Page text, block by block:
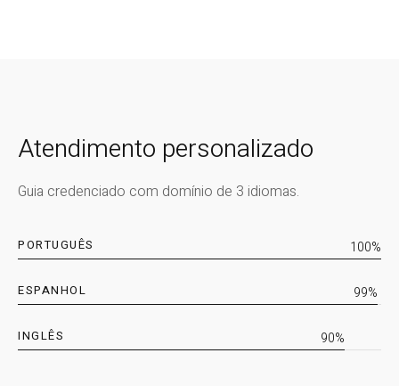
Atendimento personalizado
Guia credenciado com domínio de 3 idiomas.
PORTUGUÊS 100%
ESPANHOL 99%
INGLÊS 90%